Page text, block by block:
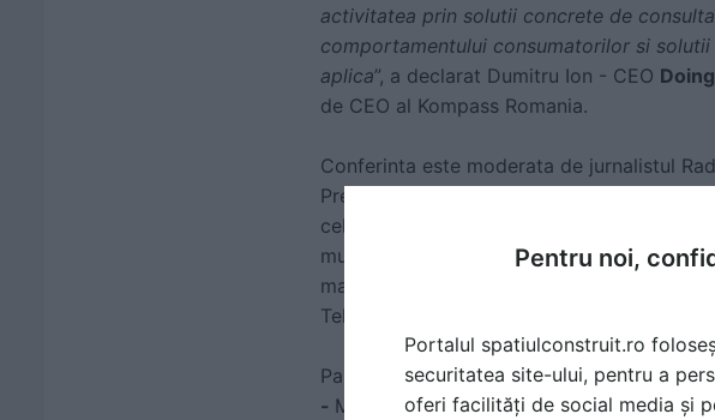
activitatea prin solutii concrete de
comportamentului consumatorilor si
aplica”, a declarat Dumitru Ion - CEO
de CEO al Kompass Romania.
Conferinta este moderata de jurnalistul
Presedinte al Patronatului IMM Constanta,
cel care va dezvolta solutiile care pot fi
munca,
Rares Medrega, Senior Trainer,
managemenetul riscului si asigurarea
Telekom, care aduce in fata audientei
Panelul dedicat consultantei fiscale,
- Managing Partner, REI Finance
Pentru noi,
Portalul spatiulconstruit.ro
securitatea site-ului, pentru a
oferi facilități de social media și